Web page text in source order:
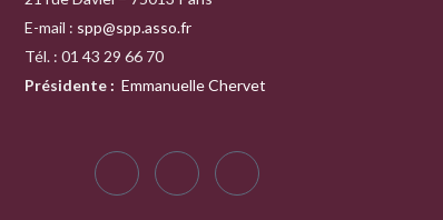
E-mail : spp@spp.asso.fr
Tél. : 01 43 29 66 70
Présidente : Emmanuelle Chervet